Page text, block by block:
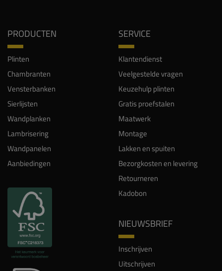
PRODUCTEN
Plinten
Chambranten
Vensterbanken
Sierlijsten
Wandplanken
Lambrisering
Wandpanelen
Aanbiedingen
SERVICE
Klantendienst
Veelgestelde vragen
Keuzehulp plinten
Gratis proefstalen
Maatwerk
Montage
Lakken en spuiten
Bezorgkosten en levering
Retourneren
Kadobon
NIEUWSBRIEF
Inschrijven
Uitschrijven